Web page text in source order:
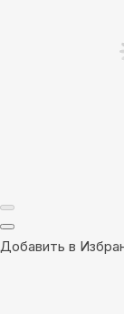
Добавить в